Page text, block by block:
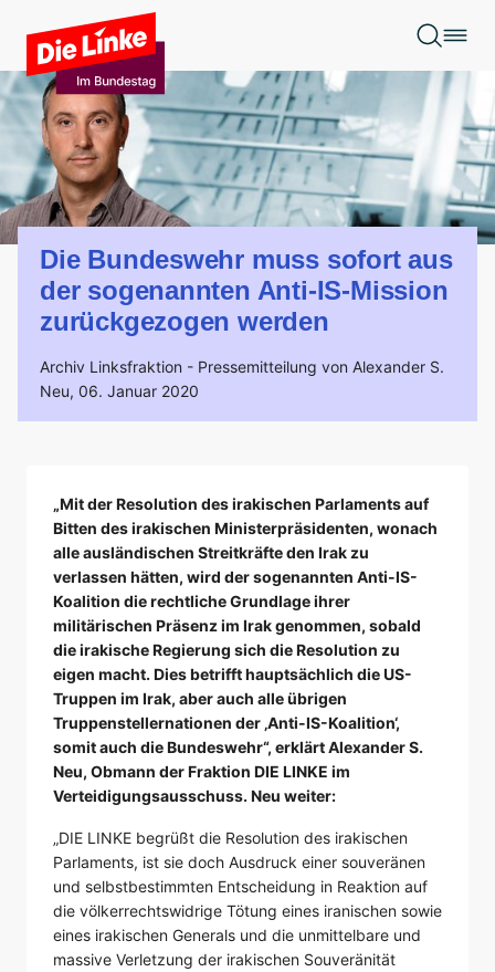
Zum Hauptinhalt springen
Die Bundeswehr muss sofort aus
der sogenannten Anti-IS-Mission
zurückgezogen werden
Archiv Linksfraktion - Pressemitteilung von Alexander S.
Neu, 06. Januar 2020
„Mit der Resolution des irakischen Parlaments auf
Bitten des irakischen Ministerpräsidenten, wonach
alle ausländischen Streitkräfte den Irak zu
verlassen hätten, wird der sogenannten Anti-IS-
Koalition die rechtliche Grundlage ihrer
militärischen Präsenz im Irak genommen, sobald
die irakische Regierung sich die Resolution zu
eigen macht. Dies betrifft hauptsächlich die US-
Truppen im Irak, aber auch alle übrigen
Truppenstellernationen der ‚Anti-IS-Koalition‘,
somit auch die Bundeswehr“, erklärt Alexander S.
Neu, Obmann der Fraktion DIE LINKE im
Verteidigungsausschuss. Neu weiter:
„DIE LINKE begrüßt die Resolution des irakischen
Parlaments, ist sie doch Ausdruck einer souveränen
und selbstbestimmten Entscheidung in Reaktion auf
die völkerrechtswidrige Tötung eines iranischen sowie
eines irakischen Generals und die unmittelbare und
massive Verletzung der irakischen Souveränität